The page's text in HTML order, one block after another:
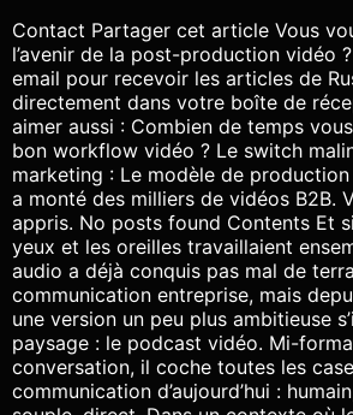
Contact Partager cet article Vous
l’avenir de la post-production vidéo
email pour recevoir les articles de
directement dans votre boîte de
aimer aussi : Combien de temps
bon workflow vidéo ? Le switch
marketing : Le modèle de
a monté des milliers de vidéos B2B.
appris. No posts found Contents Et
yeux et les oreilles travaillaient
audio a déjà conquis pas mal de
communication entreprise, mais
une version un peu plus ambitieuse
paysage : le podcast vidéo. Mi-
conversation, il coche toutes les
communication d’aujourd’hui :